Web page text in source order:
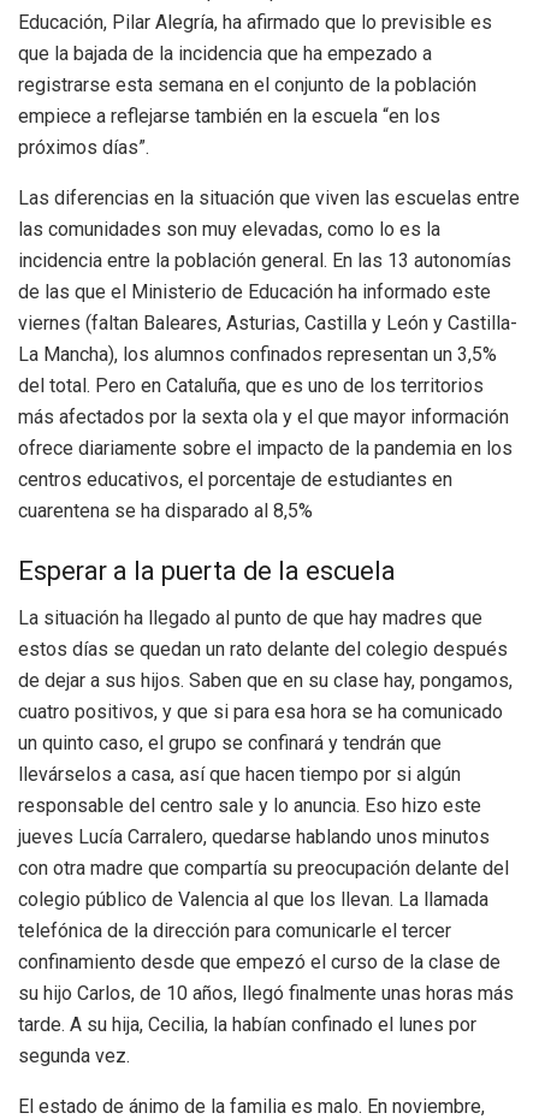
Educación, Pilar Alegría, ha afirmado que lo previsible es
que la bajada de la incidencia que ha empezado a
registrarse esta semana en el conjunto de la población
empiece a reflejarse también en la escuela “en los
próximos días”.
Las diferencias en la situación que viven las escuelas entre
las comunidades son muy elevadas, como lo es la
incidencia entre la población general. En las 13 autonomías
de las que el Ministerio de Educación ha informado este
viernes (faltan Baleares, Asturias, Castilla y León y Castilla-
La Mancha), los alumnos confinados representan un 3,5%
del total. Pero en Cataluña, que es uno de los territorios
más afectados por la sexta ola y el que mayor información
ofrece diariamente sobre el impacto de la pandemia en los
centros educativos, el porcentaje de estudiantes en
cuarentena se ha disparado al 8,5%
Esperar a la puerta de la escuela
La situación ha llegado al punto de que hay madres que
estos días se quedan un rato delante del colegio después
de dejar a sus hijos. Saben que en su clase hay, pongamos,
cuatro positivos, y que si para esa hora se ha comunicado
un quinto caso, el grupo se confinará y tendrán que
llevárselos a casa, así que hacen tiempo por si algún
responsable del centro sale y lo anuncia. Eso hizo este
jueves Lucía Carralero, quedarse hablando unos minutos
con otra madre que compartía su preocupación delante del
colegio público de Valencia al que los llevan. La llamada
telefónica de la dirección para comunicarle el tercer
confinamiento desde que empezó el curso de la clase de
su hijo Carlos, de 10 años, llegó finalmente unas horas más
tarde. A su hija, Cecilia, la habían confinado el lunes por
segunda vez.
El estado de ánimo de la familia es malo. En noviembre,